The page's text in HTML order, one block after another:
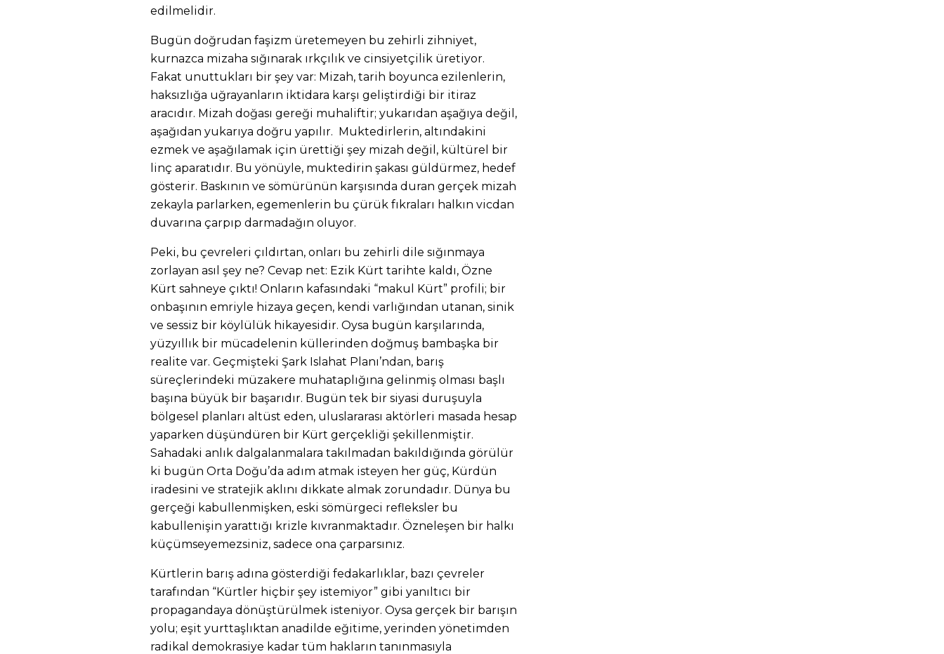
edilmelidir.
​Bugün doğrudan faşizm üretemeyen bu zehirli zihniyet,
kurnazca mizaha sığınarak ırkçılık ve cinsiyetçilik üretiyor.
Fakat unuttukları bir şey var: Mizah, tarih boyunca ezilenlerin,
haksızlığa uğrayanların iktidara karşı geliştirdiği bir itiraz
aracıdır. Mizah doğası gereği muhaliftir; yukarıdan aşağıya değil,
aşağıdan yukarıya doğru yapılır. Muktedirlerin, altındakini
ezmek ve aşağılamak için ürettiği şey mizah değil, kültürel bir
linç aparatıdır. Bu yönüyle, muktedirin şakası güldürmez, hedef
gösterir. Baskının ve sömürünün karşısında duran gerçek mizah
zekayla parlarken, egemenlerin bu çürük fıkraları halkın vicdan
duvarına çarpıp darmadağın oluyor.
​Peki, bu çevreleri çıldırtan, onları bu zehirli dile sığınmaya
zorlayan asıl şey ne? Cevap net: Ezik Kürt tarihte kaldı, Özne
Kürt sahneye çıktı! Onların kafasındaki “makul Kürt” profili; bir
onbaşının emriyle hizaya geçen, kendi varlığından utanan, sinik
ve sessiz bir köylülük hikayesidir. Oysa bugün karşılarında,
yüzyıllık bir mücadelenin küllerinden doğmuş bambaşka bir
realite var. Geçmişteki Şark Islahat Planı’ndan, barış
süreçlerindeki müzakere muhataplığına gelinmiş olması başlı
başına büyük bir başarıdır. Bugün tek bir siyasi duruşuyla
bölgesel planları altüst eden, uluslararası aktörleri masada hesap
yaparken düşündüren bir Kürt gerçekliği şekillenmiştir.
Sahadaki anlık dalgalanmalara takılmadan bakıldığında görülür
ki bugün Orta Doğu’da adım atmak isteyen her güç, Kürdün
iradesini ve stratejik aklını dikkate almak zorundadır. Dünya bu
gerçeği kabullenmişken, eski sömürgeci refleksler bu
kabullenişin yarattığı krizle kıvranmaktadır. Özneleşen bir halkı
küçümseyemezsiniz, sadece ona çarparsınız.
​Kürtlerin barış adına gösterdiği fedakarlıklar, bazı çevreler
tarafından “Kürtler hiçbir şey istemiyor” gibi yanıltıcı bir
propagandaya dönüştürülmek isteniyor. Oysa gerçek bir barışın
yolu; eşit yurttaşlıktan anadilde eğitime, yerinden yönetimden
radikal demokrasiye kadar tüm hakların tanınmasıyla